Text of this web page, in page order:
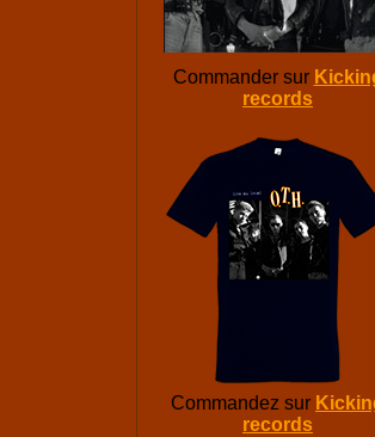
Commander sur
records
Commandez sur
records